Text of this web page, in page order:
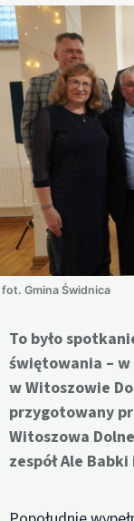
fot. Gmina Świdnica
To było
świętowania –
w Witoszowie
przygotowany
Witoszowa
zespół Ale